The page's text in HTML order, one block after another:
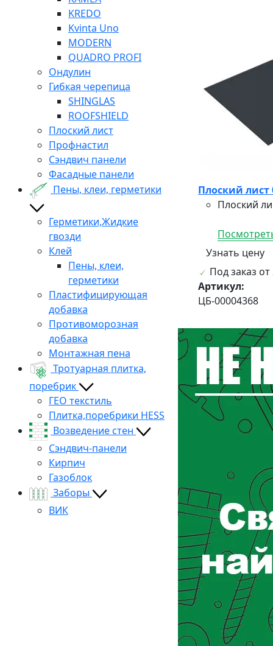
KREDO
Kvinta Uno
MODERN
QUADRO PROFI
Ондулин
Гибкая черепица
SHINGLAS
ROOFSHIELD
Плоский лист
Профнастил
Сэндвич панели
Фасадные панели
Пены, клеи, герметики
Герметики,Жидкие
гвозди
Клей
Пены, клеи,
герметики
Пластифицирующая
добавка
Противоморозная
добавка
Монтажная пена
Тротуарная плитка,
поребрик
ГЕО текстиль
Плитка,поребрики HESS
Возведение стен
Сэндвич-панели
Кирпич
Газоблок
Заборы
ВИК
Плоский лист
Плоский
Узнать цену
Под заказ от
Артикул:
ЦБ-00004368